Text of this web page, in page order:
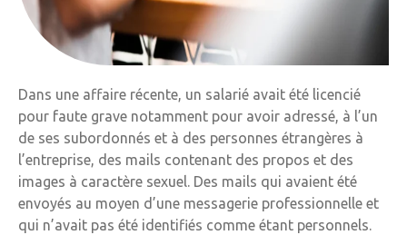
Dans une affaire récente, un salarié avait été licencié
pour faute grave notamment pour avoir adressé, à l’un
de ses subordonnés et à des personnes étrangères à
l’entreprise, des mails contenant des propos et des
images à caractère sexuel. Des mails qui avaient été
envoyés au moyen d’une messagerie professionnelle et
qui n’avait pas été identifiés comme étant personnels.